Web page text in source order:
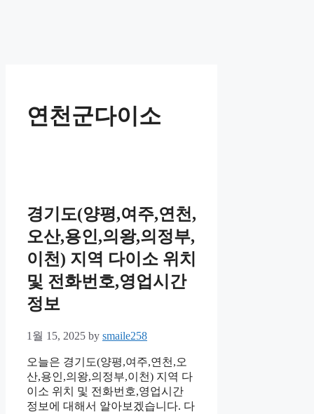
연천군다이소
경기도(양평,여주,연천,
오산,용인,의왕,의정부,
이천) 지역 다이소 위치
및 전화번호,영업시간
정보
1월 15, 2025 by smaile258
오늘은 경기도(양평,여주,연천,오
산,용인,의왕,의정부,이천) 지역 다
이소 위치 및 전화번호,영업시간
정보에 대해서 알아보겠습니다. 다